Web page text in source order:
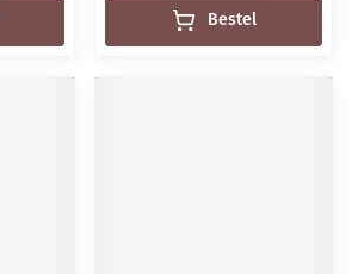
Bestel